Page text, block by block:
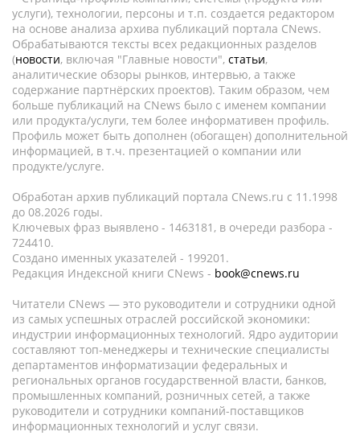
услуги), технологии, персоны и т.п. создается редактором
на основе анализа архива публикаций портала CNews.
Обрабатываются тексты всех редакционных разделов
(новости, включая "Главные новости", статьи,
аналитические обзоры рынков, интервью, а также
содержание партнёрских проектов). Таким образом, чем
больше публикаций на CNews было с именем компании
или продукта/услуги, тем более информативен профиль.
Профиль может быть дополнен (обогащен) дополнительной
информацией, в т.ч. презентацией о компании или
продукте/услуге.
Обработан архив публикаций портала CNews.ru c 11.1998
до 08.2026 годы.
Ключевых фраз выявлено - 1463181, в очереди разбора -
724410.
Создано именных указателей - 199201.
Редакция Индексной книги CNews - book@cnews.ru
Читатели CNews — это руководители и сотрудники одной
из самых успешных отраслей российской экономики:
индустрии информационных технологий. Ядро аудитории
составляют топ-менеджеры и технические специалисты
департаментов информатизации федеральных и
региональных органов государственной власти, банков,
промышленных компаний, розничных сетей, а также
руководители и сотрудники компаний-поставщиков
информационных технологий и услуг связи.